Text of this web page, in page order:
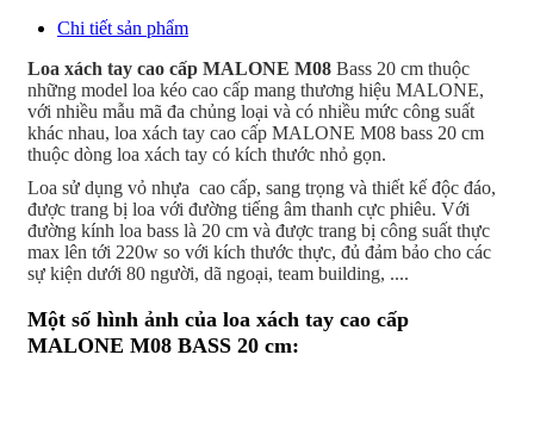
Chi tiết sản phẩm
Loa xách tay cao cấp MALONE M08 Bass 20 cm thuộc
những model loa kéo cao cấp mang thương hiệu MALONE,
với nhiều mẫu mã đa chủng loại và có nhiều mức công suất
khác nhau, loa xách tay cao cấp MALONE M08 bass 20 cm
thuộc dòng loa xách tay có kích thước nhỏ gọn.
Loa sử dụng vỏ nhựa cao cấp, sang trọng và thiết kế độc đáo,
được trang bị loa với đường tiếng âm thanh cực phiêu. Với
đường kính loa bass là 20 cm và được trang bị công suất thực
max lên tới 220w so với kích thước thực, đủ đảm bảo cho các
sự kiện dưới 80 người, dã ngoại, team building, ....
Một số hình ảnh của loa xách tay cao cấp
MALONE M08 BASS 20 cm: